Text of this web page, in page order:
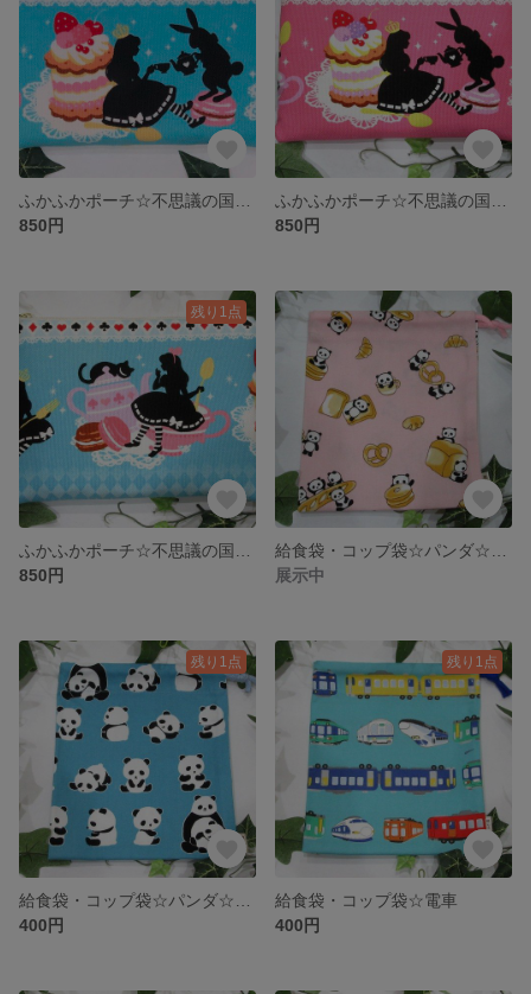
850円
850円
残り1点
850円
展示中
残り1点
400円
残り1点
給食袋・コップ袋☆電車
400円